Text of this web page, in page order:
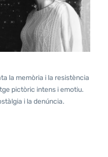
la memòria i la resistència
pictòric intens i emotiu.
i la denúncia.